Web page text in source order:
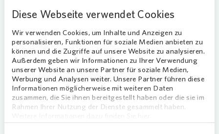
Diese Webseite verwendet Cookies
Wir verwenden Cookies, um Inhalte und Anzeigen zu
personalisieren, Funktionen für soziale Medien anbieten zu
können und die Zugriffe auf unsere Website zu analysieren.
Außerdem geben wir Informationen zu Ihrer Verwendung
unserer Website an unsere Partner für soziale Medien,
Werbung und Analysen weiter. Unsere Partner führen diese
Informationen möglicherweise mit weiteren Daten
zusammen, die Sie ihnen bereitgestellt haben oder die sie im
Rahmen Ihrer Nutzung der Dienste gesammelt haben.
Buntes Rahmenprogramm und
produktiver Austausch
Das Motto des Tages war „Schluss mit der Einfalt
– es lebe die Vielfalt!“. Das Jugendzentrum
Waldau, die Kita Waldau II, Urbane Waldgärten
und das Spiel- und Beteiligungsmobil Rot Rübe
boten Spiel und Spaß entlang des
Wahlebachparks.